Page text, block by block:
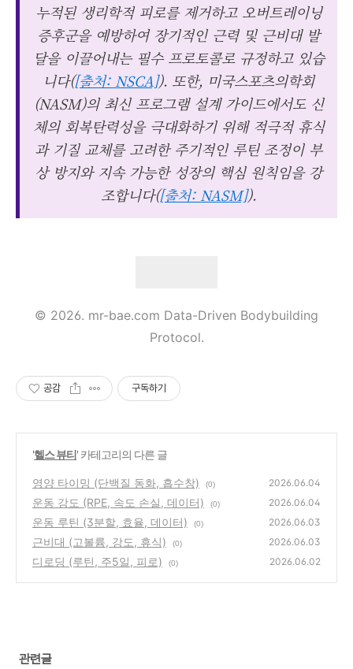
누적된 생리학적 피로를 제거하고 오버트레이닝
증후군을 예방하여 장기적인 근력 및 근비대 발
달을 이끌어내는 필수 프로토콜로 규정하고 있습
니다([출처: NSCA]). 또한, 미국스포츠의학회
(NASM)의 최신 프로그램 설계 가이드에서도 신
체의 회복탄력성을 극대화하기 위해 적극적 휴식
과 기질 교체를 고려한 주기적인 루틴 조정이 부
상 방지와 지속 가능한 성장의 핵심 원칙임을 강
조합니다([출처: NASM]).
© 2026. mr-bae.com Data-Driven Bodybuilding
Protocol.
공감 구독하기
'헬스 뷰티' 카테고리의 다른 글
영양 타이밍 (단백질 동화, 흡수창) (0) 2026.06.04
운동 강도 (RPE, 속도 손실, 데이터) (0) 2026.06.04
운동 루틴 (3분할, 효율, 데이터) (0) 2026.06.03
근비대 (고볼륨, 강도, 휴식) (0) 2026.06.03
디로딩 (루틴, 주5일, 피로) (0) 2026.06.02
관련글